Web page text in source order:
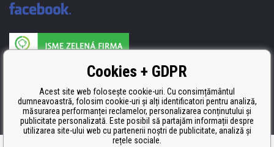
Producătorul umpluturii de rezervă este certificat
ISO 9001, ISO 14001 şi STMC.Cookies + GDPR
Acest site web folosește cookie-uri. Cu consimțământul
dumneavoastră, folosim cookie-uri și alți identificatori pentru analiză,
măsurarea performanței reclamelor, personalizarea conținutului și
publicitate personalizată. Este posibil să partajăm informații despre
utilizarea site-ului web cu partenerii noștri de publicitate, analiză și
rețele sociale.